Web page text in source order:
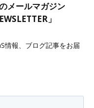
メールマガジン
」
情報、ブログ記事をお届